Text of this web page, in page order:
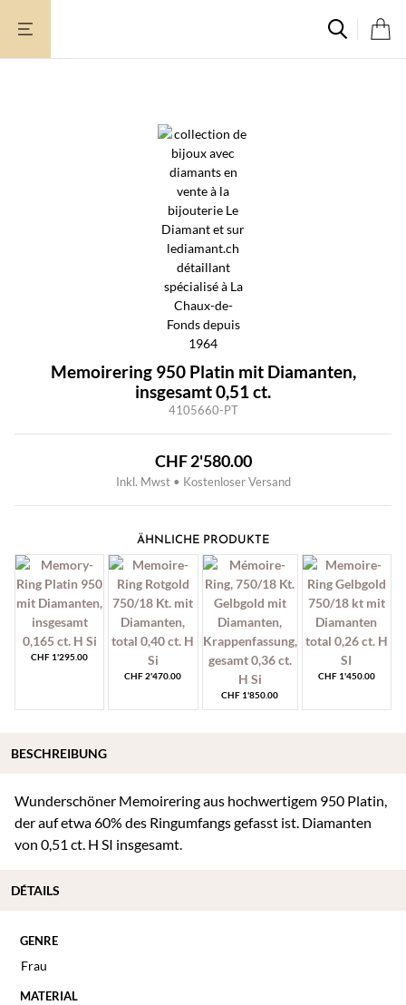
Inhalt
Memoirering 950 Platin mit Diamanten,
insgesamt 0,51 ct.
4105660-PT
CHF2'580.00
Inkl. Mwst • Kostenloser Versand
ÄHNLICHE PRODUKTE
CHF 1'295.00
CHF2'470.00
CHF 1'850.00
CHF1'450.00
Wunderschöner Memoirering aus hochwertigem 950 Platin,
der auf etwa 60% des Ringumfangs gefasst ist. Diamanten
von 0,51 ct. H SI insgesamt.
GENRE
Frau
MATERIAL
BESCHREIBUNG
DÉTAILS